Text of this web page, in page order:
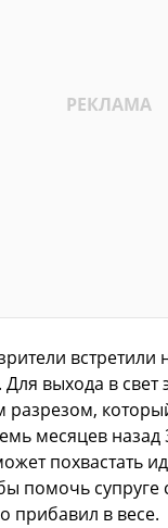
встретили
выхода в свет
разрезом,
месяцев
похвастать
помочь супруге
прибавил в весе.